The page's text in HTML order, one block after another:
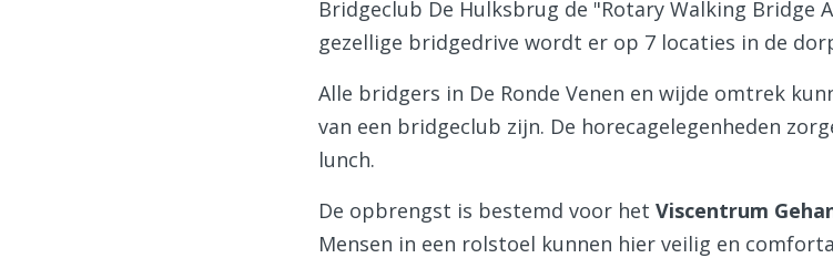
Bridgeclub De Hulksbrug de "Rotary Walking Bridge
gezellige bridgedrive wordt er op 7 locaties in de
Alle bridgers in De Ronde Venen en wijde omtrek
van een bridgeclub zijn. De horecagelegenheden
lunch.
De opbrengst is bestemd voor het Viscentrum
Mensen in een rolstoel kunnen hier veilig en